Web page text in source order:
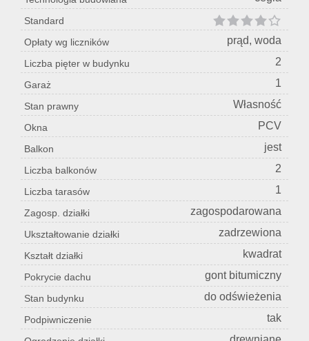
Standard
Opłaty wg liczników
prąd, woda
Liczba pięter w budynku 2
Garaż 1
Stan prawny Własność
Okna PCV
Balkon jest
Liczba balkonów 2
Liczba tarasów 1
Zagosp. działki zagospodarowana
Ukształtowanie działki zadrzewiona
Kształt działki kwadrat
Pokrycie dachu gont bitumiczny
Stan budynku do odświeżenia
Podpiwniczenie tak